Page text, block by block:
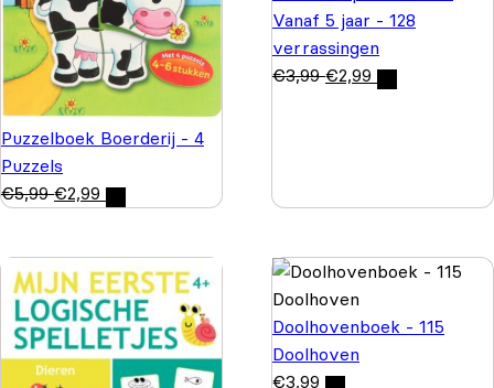
Puzzelboek Boerderij - 4
Puzzels
€5,99 €2,99
Vanaf 5 jaar - 128
verrassingen
€3,99 €2,99
Doolhovenboek - 115
Doolhoven
€3,99